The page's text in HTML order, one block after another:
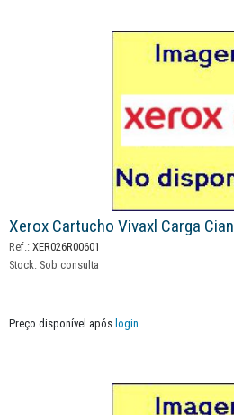
Xerox Cartucho Vivaxl Carga Cian
Ref.: XER026R00601
Stock: Sob consulta
Preço disponível após login